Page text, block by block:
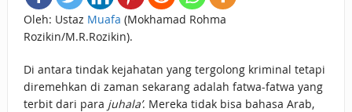
Oleh: Ustaz Muafa (Mokhamad Rohma
Rozikin/M.R.Rozikin).
Di antara tindak kejahatan yang tergolong kriminal tetapi
diremehkan di zaman sekarang adalah fatwa-fatwa yang
terbit dari para juhala’. Mereka tidak bisa bahasa Arab,